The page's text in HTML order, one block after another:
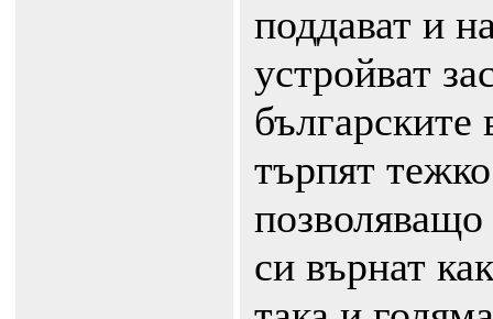
поддават и
устройват
българските
търпят
си върнат